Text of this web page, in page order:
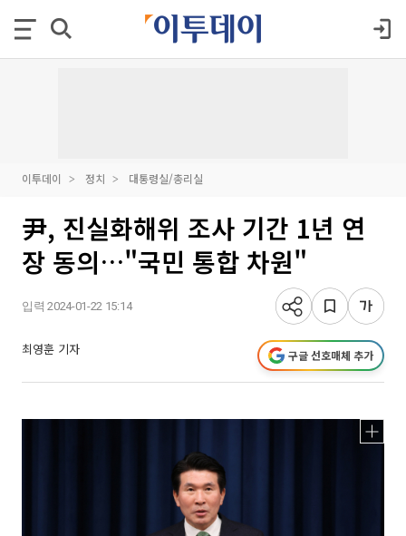
이투데이 정치 대통령실/총리실
尹, 진실화해위 조사 기간 1년 연
장 동의…"국민 통합 차원"
입력 2024-01-22 15:14
최영훈 기자 구글 선호매체 추가